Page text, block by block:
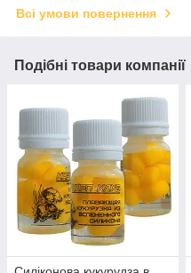
Всі умови повернення
Подібні товари компанії